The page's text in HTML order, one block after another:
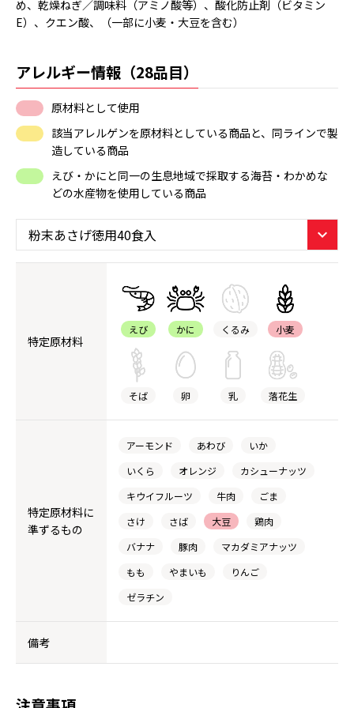
め、乾燥ねぎ／調味料（アミノ酸等）、酸化防止剤（ビタミン
E）、クエン酸、（一部に小麦・大豆を含む）
アレルギー情報（28品目）
原材料として使用
該当アレルゲンを原材料としている商品と、同ラインで製
造している商品
えび・かにと同一の生息地域で採取する海苔・わかめな
どの水産物を使用している商品
特定原材料
えび かに くるみ 小麦
そば 卵 乳 落花生
特定原材料に
準ずるもの
アーモンド あわび
いか
いくら
オレンジ
カシューナッツ
キウイフルーツ
牛肉
ごま
さけ
さば 大豆
鶏肉
バナナ
豚肉
マカダミアナッツ
もも
やまいも
りんご
ゼラチン
備考